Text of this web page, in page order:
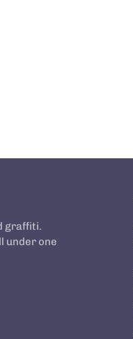
graffiti.
under one